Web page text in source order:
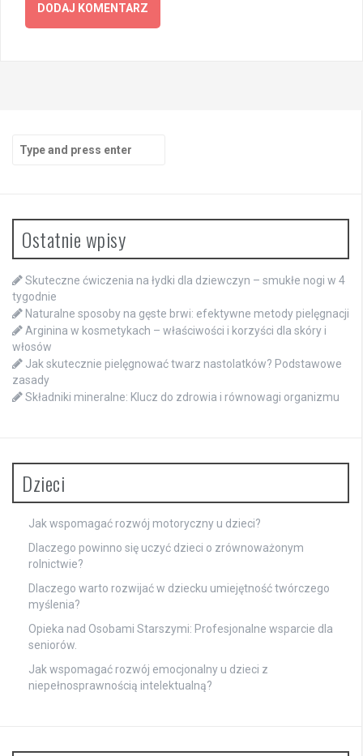
Search
for:
Ostatnie wpisy
Skuteczne ćwiczenia na łydki dla dziewczyn – smukłe nogi w 4
tygodnie
Naturalne sposoby na gęste brwi: efektywne metody pielęgnacji
Arginina w kosmetykach – właściwości i korzyści dla skóry i
włosów
Jak skutecznie pielęgnować twarz nastolatków? Podstawowe
zasady
Składniki mineralne: Klucz do zdrowia i równowagi organizmu
Dzieci
Jak wspomagać rozwój motoryczny u dzieci?
Dlaczego powinno się uczyć dzieci o zrównoważonym
rolnictwie?
Dlaczego warto rozwijać w dziecku umiejętność twórczego
myślenia?
Opieka nad Osobami Starszymi: Profesjonalne wsparcie dla
seniorów.
Jak wspomagać rozwój emocjonalny u dzieci z
niepełnosprawnością intelektualną?